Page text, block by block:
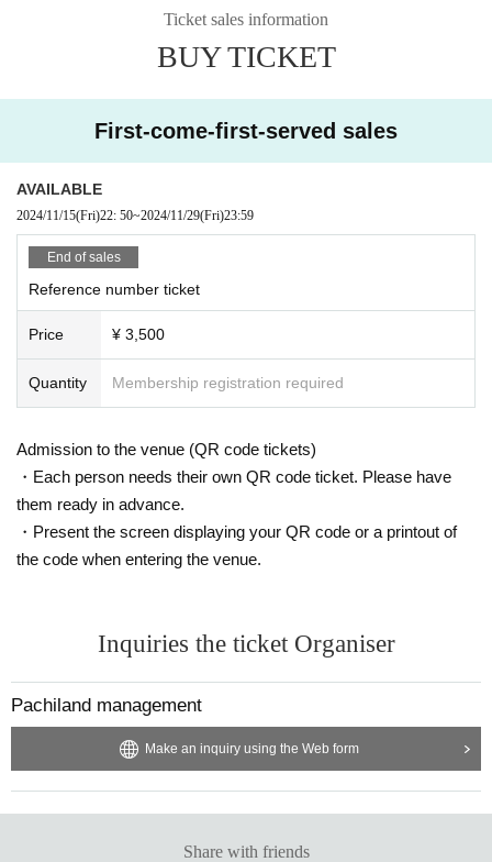
As soon as we find it, we will remove your luggage and alert you.
In case of loss, this event management will not take any responsibility.
es, you may be asked to leave.
Please note that no refund will be given at that time.
Ticket sales information
BUY TICKET
First-come-first-served sales
AVAILABLE
2024/11/15(Fri)22: 50~2024/11/29(Fri)23:59
End of sales
Reference number ticket
Price ¥ 3,500
Quantity Membership registration required
Admission to the venue (QR code tickets)
・Each person needs their own QR code ticket. Please have
them ready in advance.
・Present the screen displaying your QR code or a printout of
the code when entering the venue.
Inquiries the ticket Organiser
Pachiland management
Make an inquiry using the Web form
Share with friends